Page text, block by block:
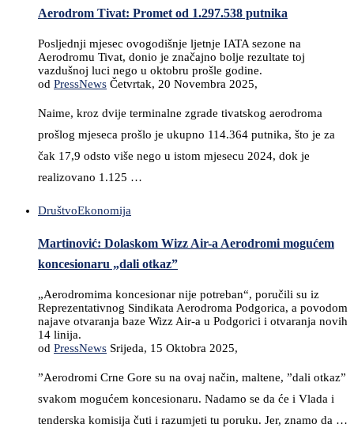
Aerodrom Tivat: Promet od 1.297.538 putnika
Posljednji mjesec ovogodišnje ljetnje IATA sezone na
Aerodromu Tivat, donio je značajno bolje rezultate toj
vazdušnoj luci nego u oktobru prošle godine.
od PressNews Četvrtak, 20 Novembra 2025,
Naime, kroz dvije terminalne zgrade tivatskog aerodroma
prošlog mjeseca prošlo je ukupno 114.364 putnika, što je za
čak 17,9 odsto više nego u istom mjesecu 2024, dok je
realizovano 1.125 …
DruštvoEkonomija
Martinović: Dolaskom Wizz Air-a Aerodromi mogućem
koncesionaru „dali otkaz”
„Aerodromima koncesionar nije potreban“, poručili su iz
Reprezentativnog Sindikata Aerodroma Podgorica, a povodom
najave otvaranja baze Wizz Air-a u Podgorici i otvaranja novih
14 linija.
od PressNews Srijeda, 15 Oktobra 2025,
”Aerodromi Crne Gore su na ovaj način, maltene, ”dali otkaz”
svakom mogućem koncesionaru. Nadamo se da će i Vlada i
tenderska komisija čuti i razumjeti tu poruku. Jer, znamo da …